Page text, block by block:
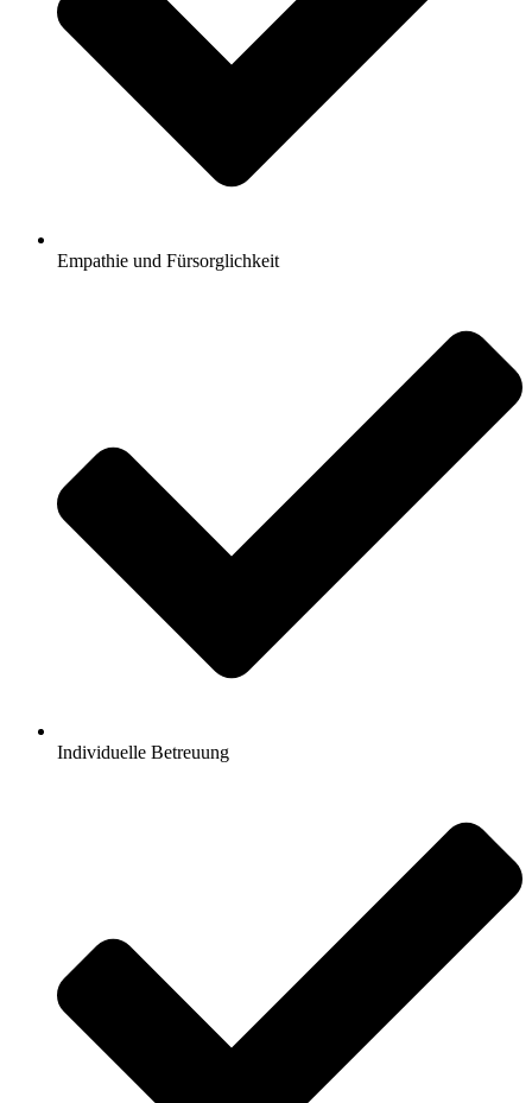
Empathie und Fürsorglichkeit
Individuelle Betreuung